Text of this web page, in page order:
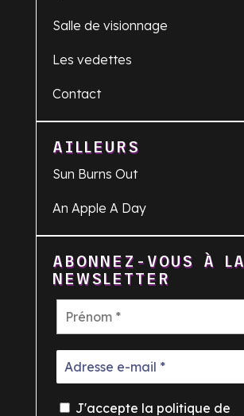
Salle de visionnage
Les vedettes
Contact
AILLEURS
Sun Burns Out
An Apple A Day
ABONNEZ-VOUS À LA
NEWSLETTER
J'accepte la politique de